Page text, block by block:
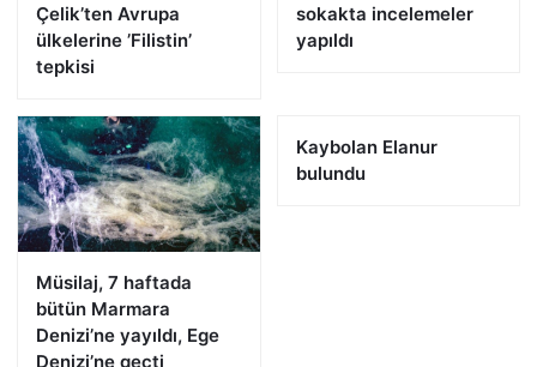
Çelik’ten Avrupa
ülkelerine ’Filistin’
tepkisi
sokakta incelemeler
yapıldı
Müsilaj, 7 haftada
bütün Marmara
Denizi’ne yayıldı, Ege
Denizi’ne geçti
Kaybolan Elanur
bulundu